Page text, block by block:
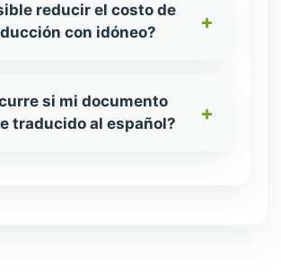
reducir el costo de
con idóneo?
si mi documento
traducido al español?